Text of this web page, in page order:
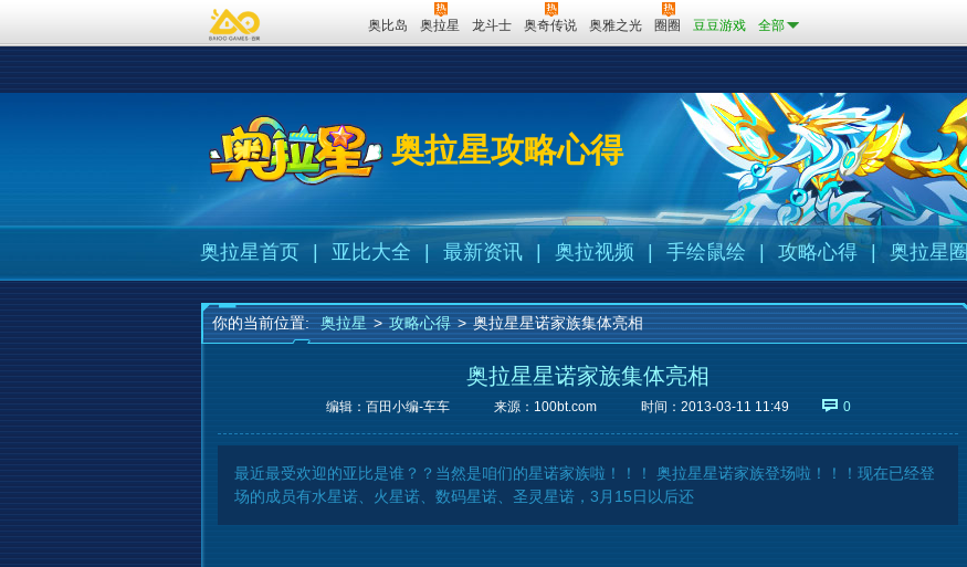
奥比岛 奥拉星 龙斗士 奥奇传说 奥雅之光 圈圈 豆豆游戏 全部
奥拉星攻略心得
奥拉星首页 亚比大全 最新资讯 奥拉视频 手绘鼠绘 攻略心得 | 奥拉星圈
你的当前位置: 奥拉星 > 攻略心得 > 奥拉星星诺家族集体亮相
奥拉星星诺家族集体亮相
编辑：百田小编-车车 来源： 100bt.com 时间：2013-03-11 11:49 0
最近最受欢迎的亚比是谁？？当然是咱们的星诺家族啦！！！ 奥拉星星诺家族登场啦！！！现在已经登
场的成员有水星诺、火星诺、数码星诺、圣灵星诺，3月15日以后还